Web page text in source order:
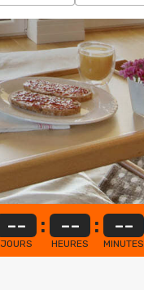
--
JOURS
: --
HEURES
: --
MINUTES